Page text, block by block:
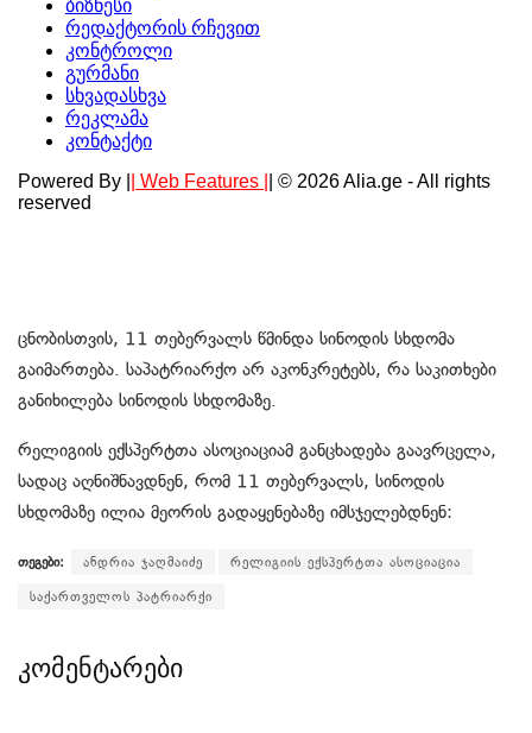
ცნობისთვის, 11 თებერვალს წმინდა სინოდის სხდომა
გაიმართება. საპატრიარქო არ აკონკრეტებს, რა საკითხები
განიხილება სინოდის სხდომაზე.
რელიგიის ექსპერტთა ასოციაციამ განცხადება გაავრცელა,
სადაც აღნიშნავდნენ, რომ 11 თებერვალს, სინოდის
სხდომაზე ილია მეორის გადაყენებაზე იმსჯელებდნენ:
თეგები: ანდრია ჯაღმაიძე რელიგიის ექსპერტთა ასოციაცია
საქართველოს პატრიარქი
კომენტარები